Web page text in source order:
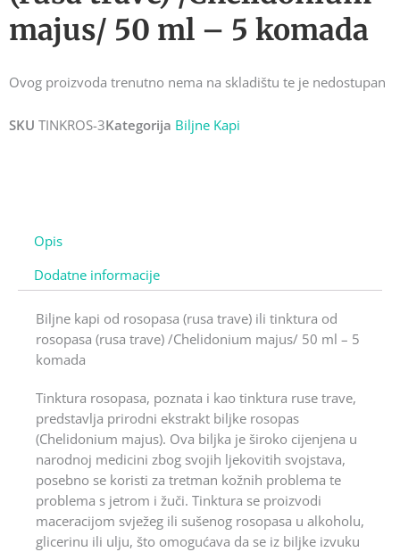
majus/ 50 ml – 5 komada
Ovog proizvoda trenutno nema na skladištu te je nedostupan
SKU TINKROS-3Kategorija Biljne Kapi
Opis
Dodatne informacije
Biljne kapi od rosopasa (rusa trave) ili tinktura od
rosopasa (rusa trave) /Chelidonium majus/ 50 ml – 5
komada
Tinktura rosopasa, poznata i kao tinktura ruse trave,
predstavlja prirodni ekstrakt biljke rosopas
(Chelidonium majus). Ova biljka je široko cijenjena u
narodnoj medicini zbog svojih ljekovitih svojstava,
posebno se koristi za tretman kožnih problema te
problema s jetrom i žuči. Tinktura se proizvodi
maceracijom svježeg ili sušenog rosopasa u alkoholu,
glicerinu ili ulju, što omogućava da se iz biljke izvuku